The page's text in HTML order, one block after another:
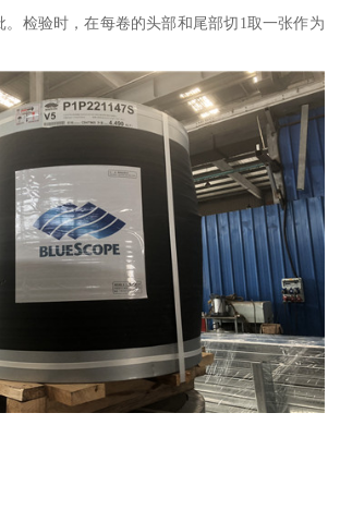
。检验时，在每卷的头部和尾部切1取一张作为